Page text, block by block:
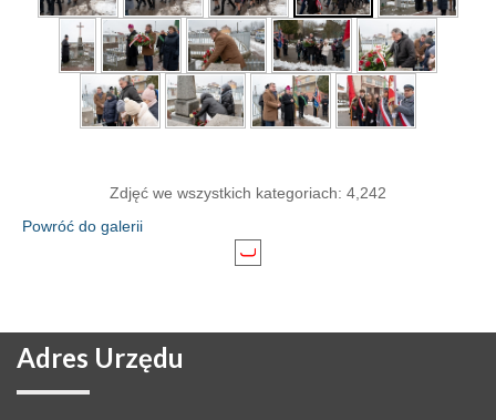
Zdjęć we wszystkich kategoriach: 4,242
Powróć do galerii
Adres Urzędu